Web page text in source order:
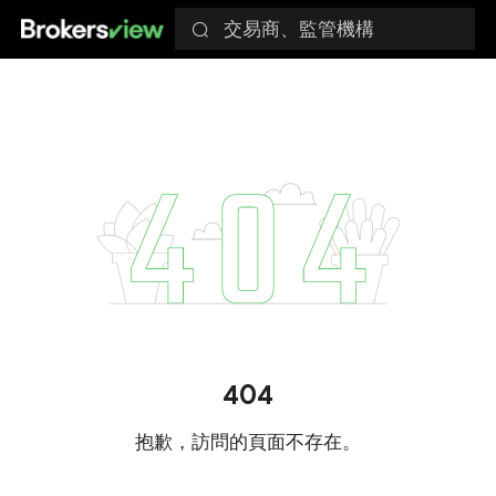
交易商、監管機構
404
抱歉，訪問的頁面不存在。